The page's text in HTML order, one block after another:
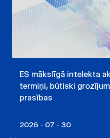
ES mākslīgā intelekta
termiņi, būtiski
prasības
2026 - 07 - 30